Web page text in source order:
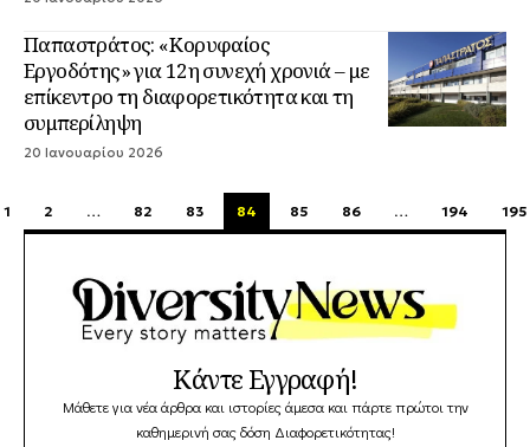
Παπαστράτος: «Κορυφαίος
Εργοδότης» για 12η συνεχή χρονιά – με
επίκεντρο τη διαφορετικότητα και τη
συμπερίληψη
20 Ιανουαρίου 2026
1 2 … 82 83 84 85 86 … 194 195
Κάντε Εγγραφή!
Μάθετε για νέα άρθρα και ιστορίες άμεσα και πάρτε πρώτοι την
καθημερινή σας δόση Διαφορετικότητας!